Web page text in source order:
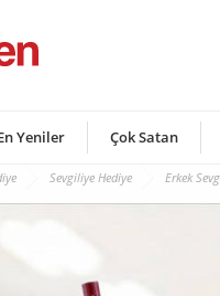
Yeniler Çok Satan
Sevgiliye Hediye Erkek